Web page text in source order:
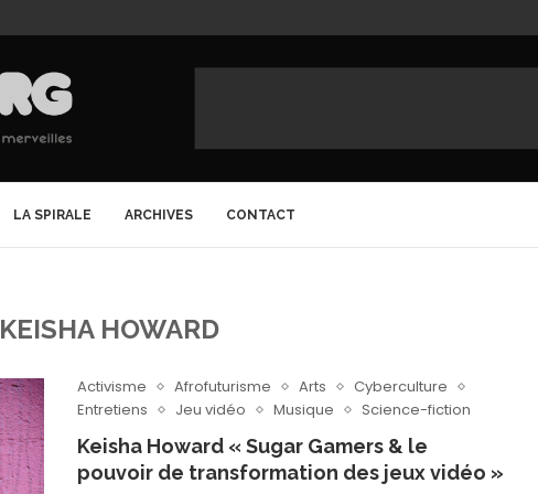
LA SPIRALE ARCHIVES CONTACT
KEISHA HOWARD
Activisme Afrofuturisme Arts
Cyberculture
Entretiens
Jeu vidéo Musique Science-fiction
Keisha Howard « Sugar Gamers & le
pouvoir de transformation des jeux vidéo »